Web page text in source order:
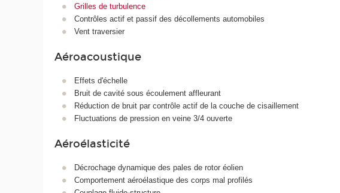
Grilles de turbulence
Contrôles actif et passif des décollements automobiles
Vent traversier
Aéroacoustique
Effets d'échelle
Bruit de cavité sous écoulement affleurant
Réduction de bruit par contrôle actif de la couche de cisaillement
Fluctuations de pression en veine 3/4 ouverte
Aéroélasticité
Décrochage dynamique des pales de rotor éolien
Comportement aéroélastique des corps mal profilés